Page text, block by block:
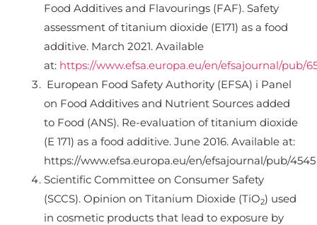
Food Additives and Flavourings (FAF). Safety
assessment of titanium dioxide (E171) as a food
additive. March 2021. Available
at: https://www.efsa.europa.eu/en/efsajournal/pub/
European Food Safety Authority (EFSA) i Panel
on Food Additives and Nutrient Sources added
to Food (ANS). Re-evaluation of titanium dioxide
(E 171) as a food additive. June 2016. Available at:
https://www.efsa.europa.eu/en/efsajournal/pub/4545
Scientific Committee on Consumer Safety
(SCCS). Opinion on Titanium Dioxide (TiO2) used
in cosmetic products that lead to exposure by